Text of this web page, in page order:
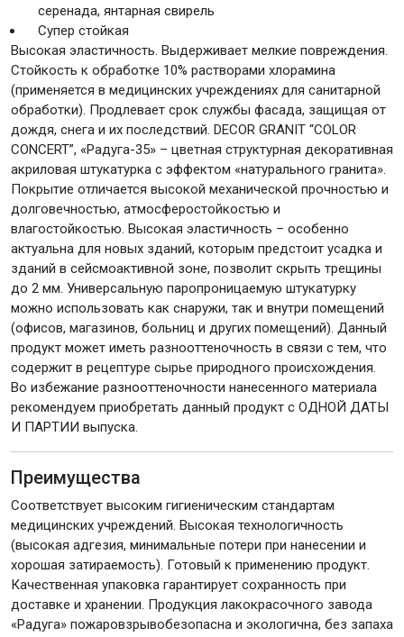
серенада, янтарная свирель
Супер стойкая
Высокая эластичность. Выдерживает мелкие повреждения.
Стойкость к обработке 10% растворами хлорамина
(применяется в медицинских учреждениях для санитарной
обработки). Продлевает срок службы фасада, защищая от
дождя, снега и их последствий. DECOR GRANIT “COLOR
CONCERT”, «Радуга-35» – цветная структурная декоративная
акриловая штукатурка с эффектом «натурального гранита».
Покрытие отличается высокой механической прочностью и
долговечностью, атмосферостойкостью и
влагостойкостью. Высокая эластичность – особенно
актуальна для новых зданий, которым предстоит усадка и
зданий в сейсмоактивной зоне, позволит скрыть трещины
до 2 мм. Универсальную паропроницаемую штукатурку
можно использовать как снаружи, так и внутри помещений
(офисов, магазинов, больниц и других помещений). Данный
продукт может иметь разнооттеночность в связи с тем, что
содержит в рецептуре сырье природного происхождения.
Во избежание разнооттеночности нанесенного материала
рекомендуем приобретать данный продукт с ОДНОЙ ДАТЫ
И ПАРТИИ выпуска.
Преимущества
Соответствует высоким гигиеническим стандартам
медицинских учреждений. Высокая технологичность
(высокая адгезия, минимальные потери при нанесении и
хорошая затираемость). Готовый к применению продукт.
Качественная упаковка гарантирует сохранность при
доставке и хранении. Продукция лакокрасочного завода
«Радуга» пожаровзрывобезопасна и экологична, без запаха
Всё для дома и сада
Товары для бани и сауны
Оборудование для клининга и уборки